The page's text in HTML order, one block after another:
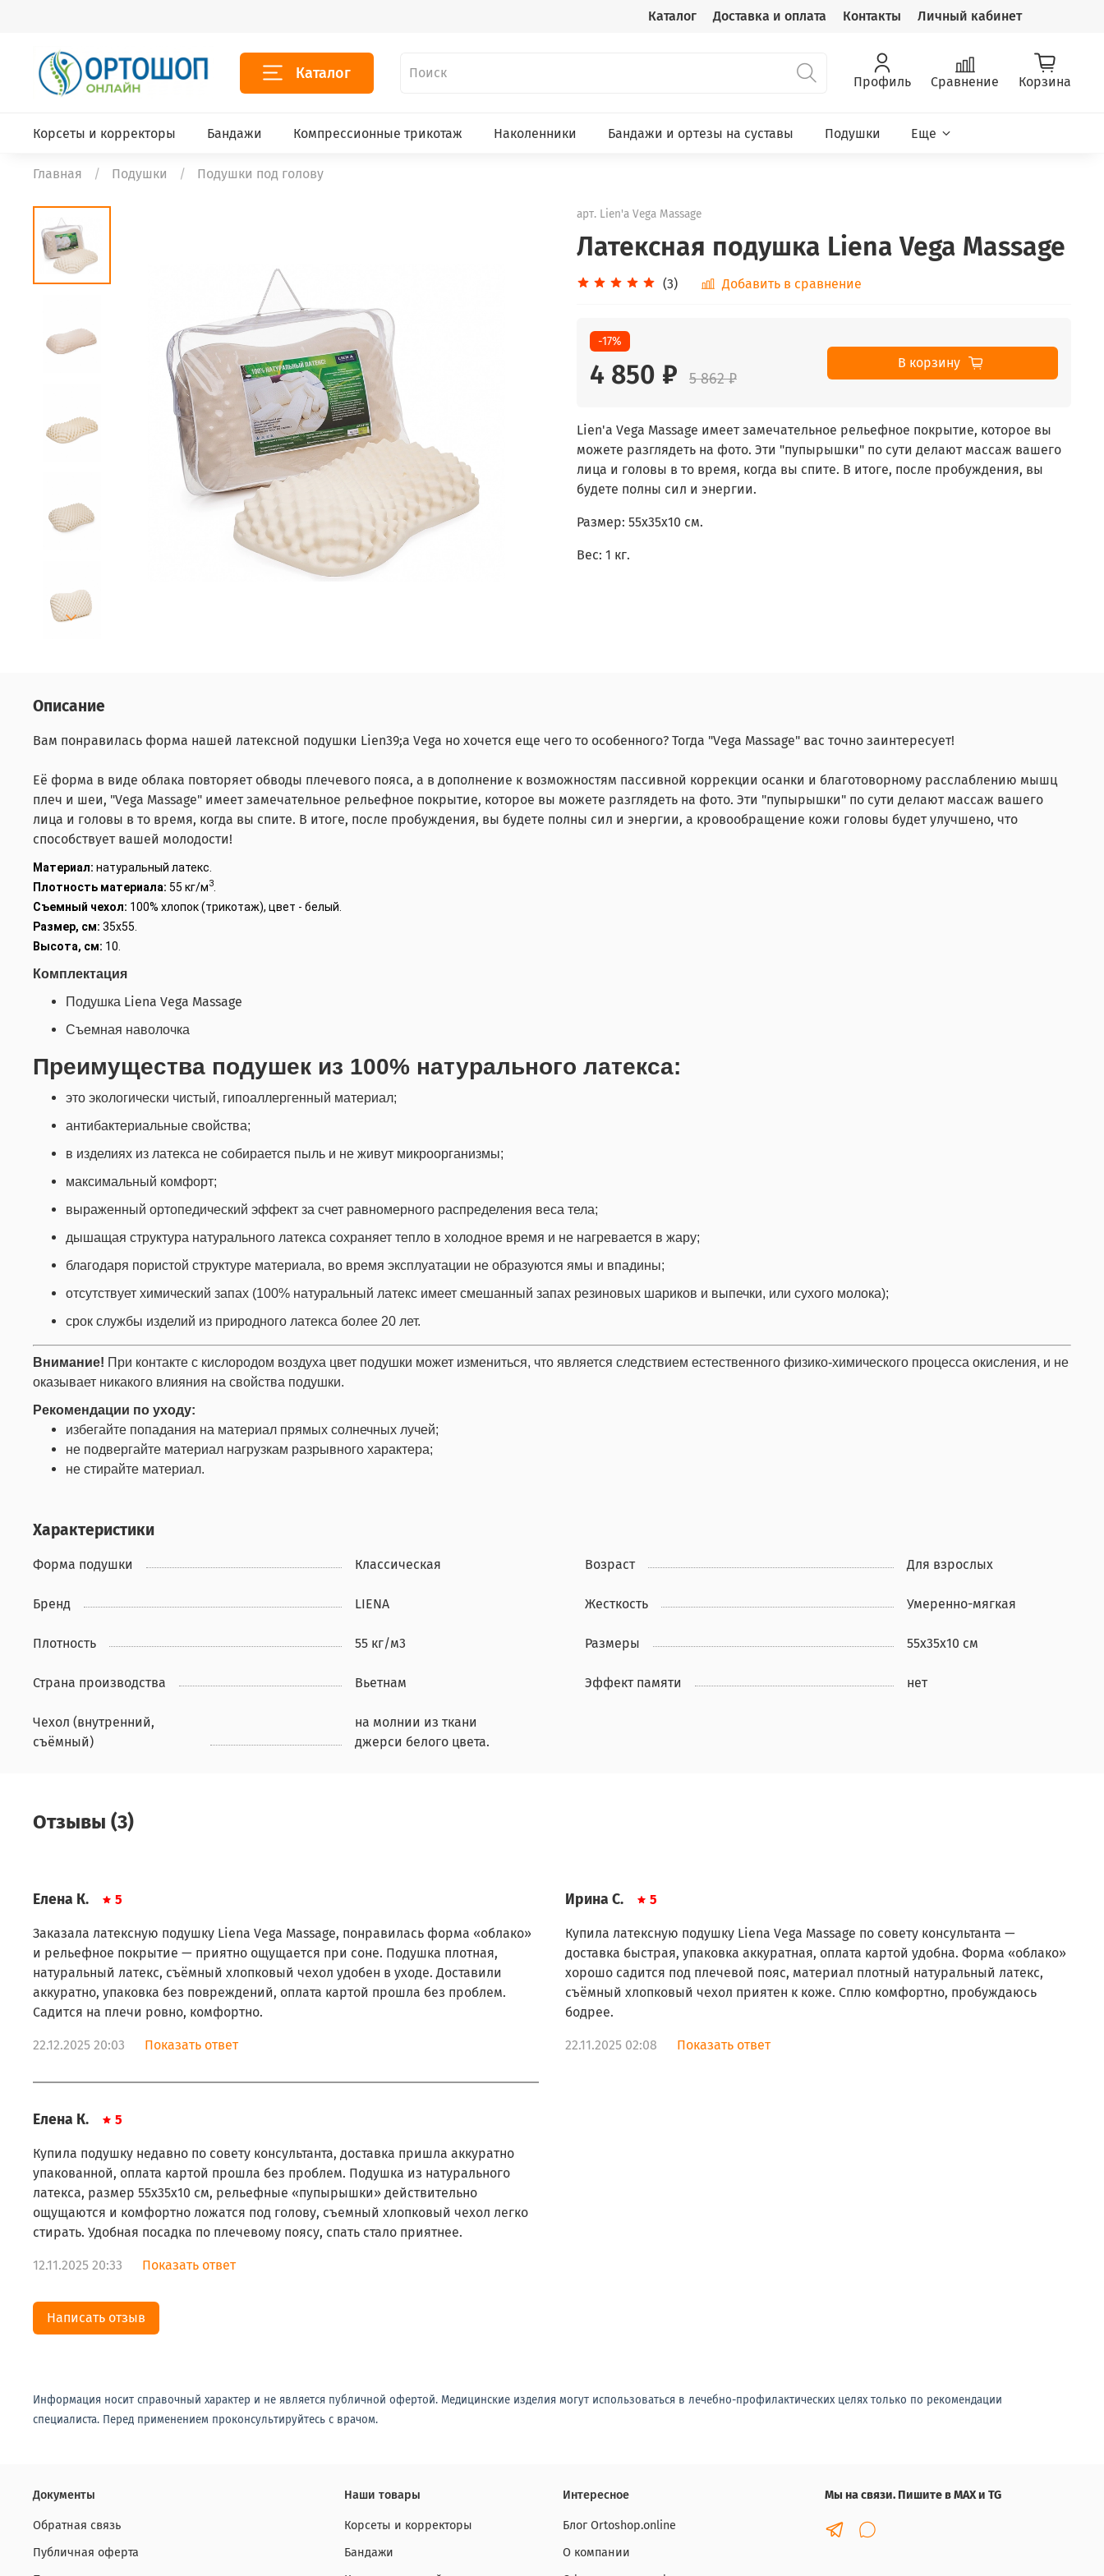
Каталог Доставка и оплата Контакты Личный кабинет
Каталог Профиль Сравнение Корзина
Корсеты и корректоры Бандажи Компрессионные трикотаж Наколенники Бандажи и ортезы на суставы Подушки Еще
Главная Подушки Подушки под голову
арт. Lien'a Vega Massage
Латексная подушка Liena Vega Massage
(3) Добавить в сравнение
-17%
4 850 ₽ 5 862 ₽
В корзину
Lien'a Vega Massage имеет замечательное рельефное покрытие, которое вы
можете разглядеть на фото. Эти "пупырышки" по сути делают массаж вашего
лица и головы в то время, когда вы спите. В итоге, после пробуждения, вы
будете полны сил и энергии.
Размер: 55x35x10 см.
Вес: 1 кг.
Описание
Вам понравилась форма нашей латексной подушки Lien39;a Vega но хочется еще чего то особенного? Тогда "Vega Massage" вас точно заинтересует!
Её форма в виде облака повторяет обводы плечевого пояса, а в дополнение к возможностям пассивной коррекции осанки и благотоворному расслаблению мышц
плеч и шеи, "Vega Massage" имеет замечательное рельефное покрытие, которое вы можете разглядеть на фото. Эти "пупырышки" по сути делают массаж вашего
лица и головы в то время, когда вы спите. В итоге, после пробуждения, вы будете полны сил и энергии, а кровообращение кожи головы будет улучшено, что
способствует вашей молодости!
Материал: натуральный латекс.
Плотность материала: 55 кг/м3
Съемный чехол: 100% хлопок (трикотаж), цвет - белый.
Размер, см: 35х55.
Высота, см: 10.
Комплектация
Подушка Liena Vega Massage
Съемная наволочка
Преимущества подушек из 100% натурального латекса:
это экологически чистый, гипоаллергенный материал;
антибактериальные свойства;
в изделиях из латекса не собирается пыль и не живут микроорганизмы;
максимальный комфорт;
выраженный ортопедический эффект за счет равномерного распределения веса тела;
дышащая структура натурального латекса сохраняет тепло в холодное время и не нагревается в жару;
благодаря пористой структуре материала, во время эксплуатации не образуются ямы и впадины;
отсутствует химический запах (100% натуральный латекс имеет смешанный запах резиновых шариков и выпечки, или сухого молока);
срок службы изделий из природного латекса более 20 лет.
Внимание! При контакте с кислородом воздуха цвет подушки может измениться, что является следствием естественного физико-химического процесса окисления, и не
оказывает никакого влияния на свойства подушки.
Рекомендации по уходу:
избегайте попадания на материал прямых солнечных лучей;
не подвергайте материал нагрузкам разрывного характера;
не стирайте материал.
Характеристики
Форма подушки Классическая Возраст Для взрослых
Бренд LIENA Жесткость Умеренно-мягкая
Плотность 55 кг/м3 Размеры 55x35x10 см
Страна производства Вьетнам Эффект памяти нет
Чехол (внутренний,
съёмный)
на молнии из ткани
джерси белого цвета.
Отзывы (3)
Елена К. 5
Заказала латексную подушку Liena Vega Massage, понравилась форма «облако»
и рельефное покрытие — приятно ощущается при сонe. Подушка плотная,
натуральный латекс, съёмный хлопковый чехол удобен в уходе. Доставили
аккуратно, упаковка без повреждений, оплата картой прошла без проблем.
Садится на плечи ровно, комфортно.
22.12.2025 20:03 Показать ответ
Ирина С. 5
Купила латексную подушку Liena Vega Massage по совету консультанта —
доставка быстрая, упаковка аккуратная, оплата картой удобна. Форма «облако»
хорошо садится под плечевой пояс, материал плотный натуральный латекс,
съёмный хлопковый чехол приятен к коже. Сплю комфортно, пробуждаюсь
бодрее.
22.11.2025 02:08 Показать ответ
Елена К. 5
Купила подушку недавно по совету консультанта, доставка пришла аккуратно
упакованной, оплата картой прошла без проблем. Подушка из натурального
латекса, размер 55x35x10 см, рельефные «пупырышки» действительно
ощущаются и комфортно ложатся под голову, съемный хлопковый чехол легко
стирать. Удобная посадка по плечевому поясу, спать стало приятнее.
12.11.2025 20:33 Показать ответ
Написать отзыв
Информация носит справочный характер и не является публичной офертой. Медицинские изделия могут использоваться в лечебно-профилактических целях только по рекомендации
специалиста. Перед применением проконсультируйтесь с врачом.
Документы
Обратная связь
Публичная оферта
Наши товары
Корсеты и корректоры
Бандажи
Интересное
Блог Ortoshop.online
О компании
Мы на связи. Пишите в MAX и TG